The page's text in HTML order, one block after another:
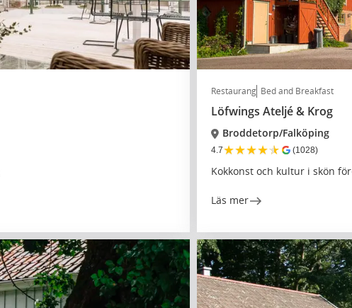
Restaurang Bed and Breakfast
Löfwings Ateljé & Krog
Broddetorp/Falköping
4.7★★★★★ (1028)
Kokkonst och kultur i skön
Läs mer